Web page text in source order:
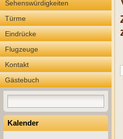
Sehenswürdigkeiten
Türme
Eindrücke
Flugzeuge
Kontakt
Gästebuch
Kalender